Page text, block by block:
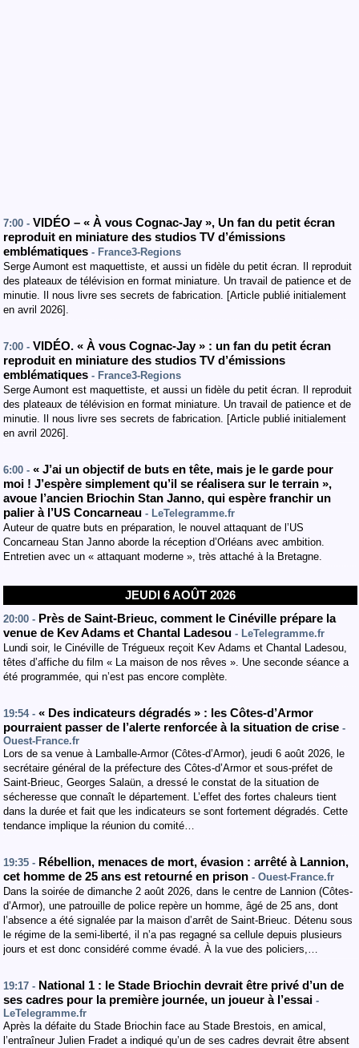
7:00 - VIDÉO – « À vous Cognac-Jay », Un fan du petit écran
reproduit en miniature des studios TV d’émissions
emblématiques - France3-Regions
Serge Aumont est maquettiste, et aussi un fidèle du petit écran. Il reproduit
des plateaux de télévision en format miniature. Un travail de patience et de
minutie. Il nous livre ses secrets de fabrication. [Article publié initialement
en avril 2026].
7:00 - VIDÉO. « À vous Cognac-Jay » : un fan du petit écran
reproduit en miniature des studios TV d’émissions
emblématiques - France3-Regions
Serge Aumont est maquettiste, et aussi un fidèle du petit écran. Il reproduit
des plateaux de télévision en format miniature. Un travail de patience et de
minutie. Il nous livre ses secrets de fabrication. [Article publié initialement
en avril 2026].
6:00 - « J’ai un objectif de buts en tête, mais je le garde pour
moi ! J’espère simplement qu’il se réalisera sur le terrain »,
avoue l’ancien Briochin Stan Janno, qui espère franchir un
palier à l’US Concarneau - LeTelegramme.fr
Auteur de quatre buts en préparation, le nouvel attaquant de l’US
Concarneau Stan Janno aborde la réception d’Orléans avec ambition.
Entretien avec un « attaquant moderne », très attaché à la Bretagne.
JEUDI 6 AOÛT 2026
20:00 - Près de Saint-Brieuc, comment le Cinéville prépare la
venue de Kev Adams et Chantal Ladesou - LeTelegramme.fr
Lundi soir, le Cinéville de Trégueux reçoit Kev Adams et Chantal Ladesou,
têtes d’affiche du film « La maison de nos rêves ». Une seconde séance a
été programmée, qui n’est pas encore complète.
19:54 - « Des indicateurs dégradés » : les Côtes-d’Armor
pourraient passer de l’alerte renforcée à la situation de crise -
Ouest-France.fr
Lors de sa venue à Lamballe-Armor (Côtes-d’Armor), jeudi 6 août 2026, le
secrétaire général de la préfecture des Côtes-d’Armor et sous-préfet de
Saint-Brieuc, Georges Salaün, a dressé le constat de la situation de
sécheresse que connaît le département. L’effet des fortes chaleurs tient
dans la durée et fait que les indicateurs se sont fortement dégradés. Cette
tendance implique la réunion du comité…
19:35 - Rébellion, menaces de mort, évasion : arrêté à Lannion,
cet homme de 25 ans est retourné en prison - Ouest-France.fr
Dans la soirée de dimanche 2 août 2026, dans le centre de Lannion (Côtes-
d’Armor), une patrouille de police repère un homme, âgé de 25 ans, dont
l’absence a été signalée par la maison d’arrêt de Saint-Brieuc. Détenu sous
le régime de la semi-liberté, il n’a pas regagné sa cellule depuis plusieurs
jours et est donc considéré comme évadé. À la vue des policiers,…
19:17 - National 1 : le Stade Briochin devrait être privé d’un de
ses cadres pour la première journée, un joueur à l’essai -
LeTelegramme.fr
Après la défaite du Stade Briochin face au Stade Brestois, en amical,
l’entraîneur Julien Fradet a indiqué qu’un de ses cadres devrait être absent